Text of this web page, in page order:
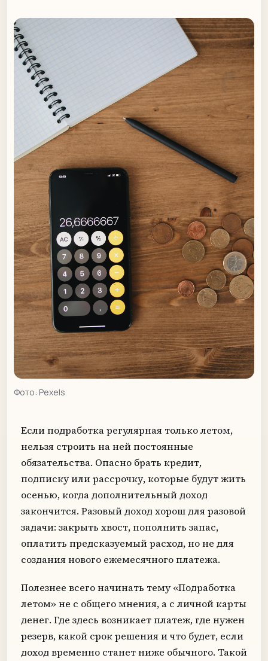
Фото: Pexels
Если подработка регулярная только летом,
нельзя строить на ней постоянные
обязательства. Опасно брать кредит,
подписку или рассрочку, которые будут жить
осенью, когда дополнительный доход
закончится. Разовый доход хорош для разовой
задачи: закрыть хвост, пополнить запас,
оплатить предсказуемый расход, но не для
создания нового ежемесячного платежа.
Полезнее всего начинать тему «Подработка
летом» не с общего мнения, а с личной карты
денег. Где здесь возникает платеж, где нужен
резерв, какой срок решения и что будет, если
доход временно станет ниже обычного. Такой